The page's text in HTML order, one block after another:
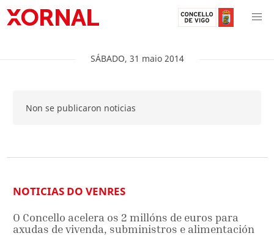
SÁBADO, 31 maio 2014
Non se publicaron noticias
NOTICIAS DO VENRES
O Concello acelera os 2 millóns de euros para
axudas de vivenda, subministros e alimentación